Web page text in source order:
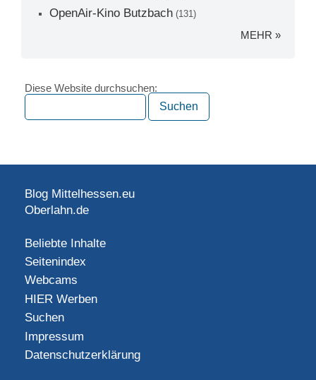
OpenAir-Kino Butzbach (131)
MEHR »
Diese Website durchsuchen:
Blog Mittelhessen.eu
Oberlahn.de
Beliebte Inhalte
Seitenindex
Webcams
HIER Werben
Suchen
Impressum
Datenschutzerklärung